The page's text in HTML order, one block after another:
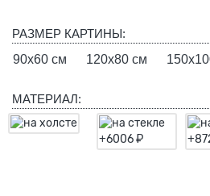
РАЗМЕР КАРТИНЫ:
90х60 см
120х80 см
МАТЕРИАЛ: